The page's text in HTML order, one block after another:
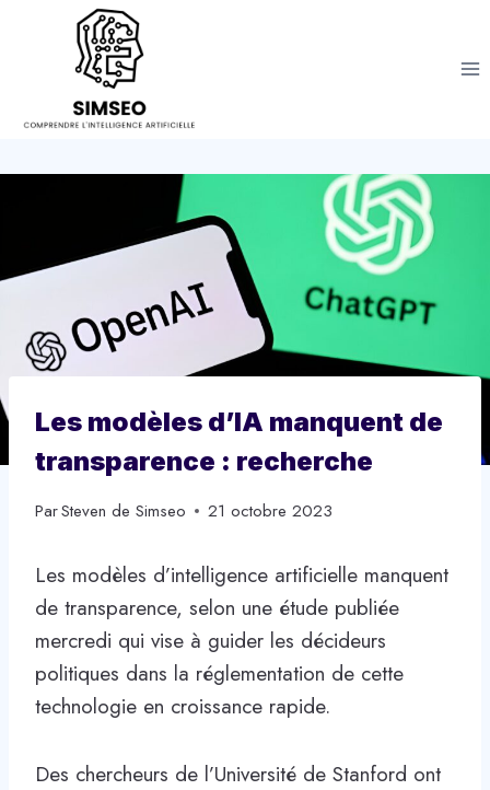
Les modèles d’IA manquent de
transparence : recherche
ParSteven de Simseo 21 octobre 2023
Les modèles d’intelligence artificielle manquent
de transparence, selon une étude publiée
mercredi qui vise à guider les décideurs
politiques dans la réglementation de cette
technologie en croissance rapide.
Des chercheurs de l’Université de Stanford ont